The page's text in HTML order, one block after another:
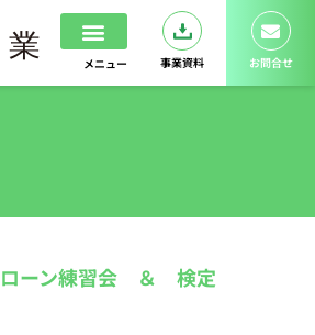
メニュー 事業資料 お問合せ
ーン練習会 ＆ 検定